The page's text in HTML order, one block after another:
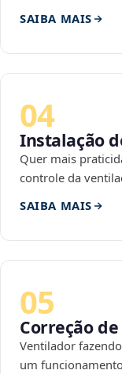
SAIBA MAIS
04
Instalação
Quer mais
controle da
SAIBA MAIS
05
Correção
Ventilador
um